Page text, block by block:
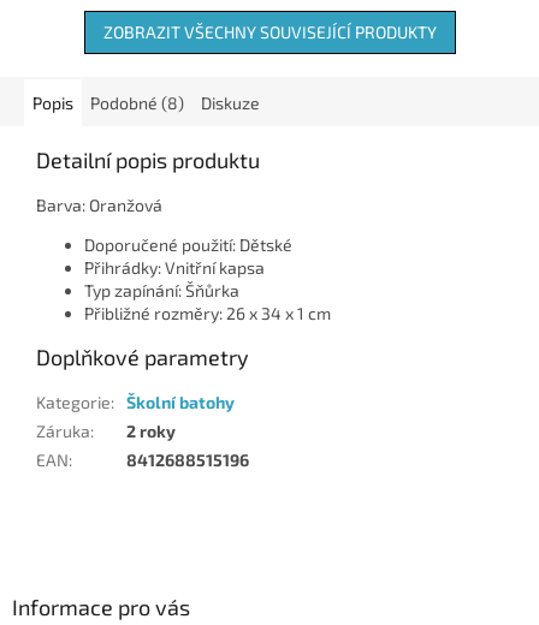
ZOBRAZIT VŠECHNY SOUVISEJÍCÍ PRODUKTY
Popis Podobné (8) Diskuze
Detailní popis produktu
Barva: Oranžová
Doporučené použití: Dětské
Přihrádky: Vnitřní kapsa
Typ zapínání: Šňůrka
Přibližné rozměry: 26 x 34 x 1 cm
Doplňkové parametry
Kategorie: Školní batohy
Záruka:
2 roky
EAN: 8412688515196
Informace pro vás